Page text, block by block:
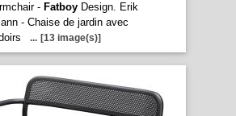
- FatboyDesign. Erik
- Chaise de jardin avec
... [13 image(s)]